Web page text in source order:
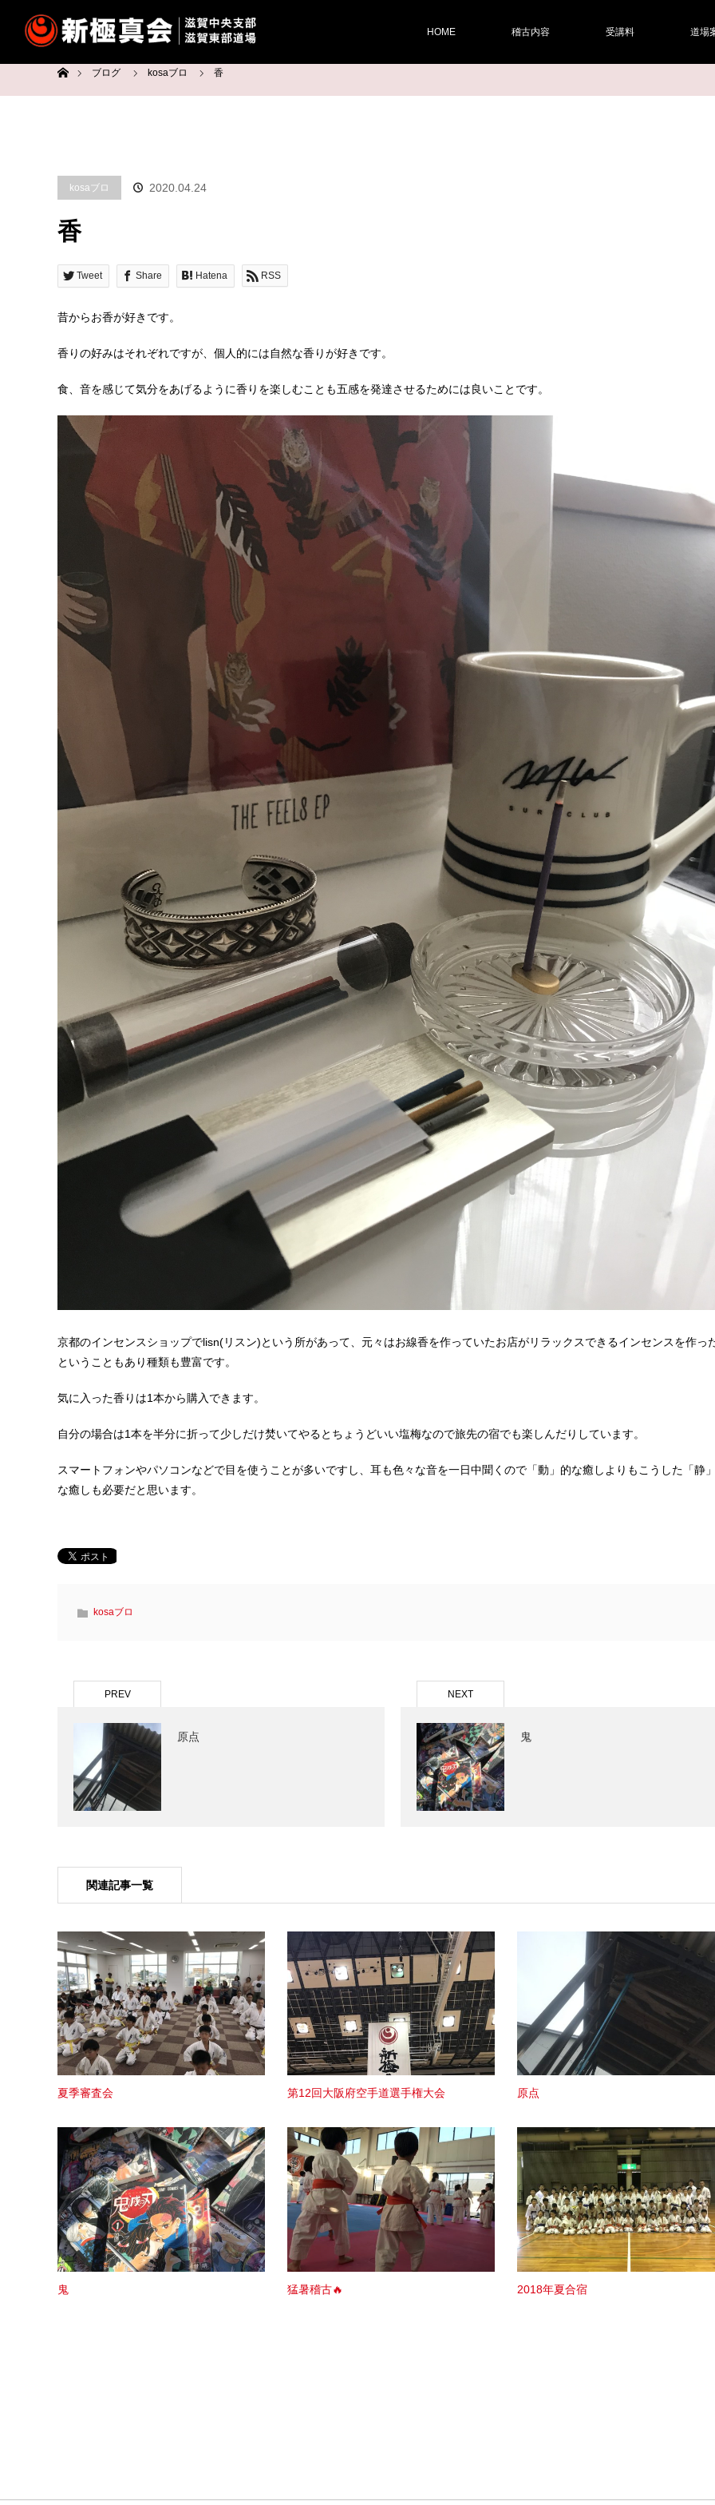
HOME 稽古内容 受講料
道場
ブログ
kosaブロ 香
kosaブロ 2020.04.24
香
Tweet Share Hatena RSS
昔からお香が好きです。
香りの好みはそれぞれですが、個人的には自然な香りが好きです。
食、音を感じて気分をあげるように香りを楽しむことも五感を発達させるためには良いことです。
京都のインセンスショップでlisn(リスン)という所があって、元々はお線香を作っていたお店がリラックスできるインセンスを作っ
ということもあり種類も豊富です。
気に入った香りは1本から購入できます。
自分の場合は1本を半分に折って少しだけ焚いてやるとちょうどいい塩梅なので旅先の宿でも楽しんだりしています。
スマートフォンやパソコンなどで目を使うことが多いですし、耳も色々な音を一日中聞くので「動」的な癒しよりもこうした「静
な癒しも必要だと思います。
kosaブロ
PREV
原点
NEXT
鬼
関連記事一覧
夏季審査会 第12回大阪府空手道選手権大会 原点
鬼 猛暑稽古🔥 2018年夏合宿